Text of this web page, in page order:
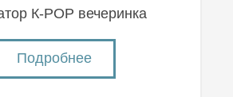
К-POP вечеринка
Подробнее